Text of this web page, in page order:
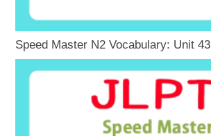
Speed Master N2 Vocabulary: Unit 43